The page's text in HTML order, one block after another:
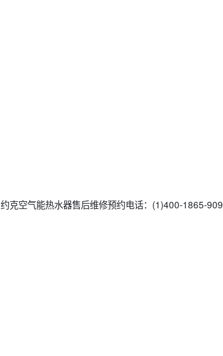
约克空气能热水器售后维修预约电话：(1)400-1865-909